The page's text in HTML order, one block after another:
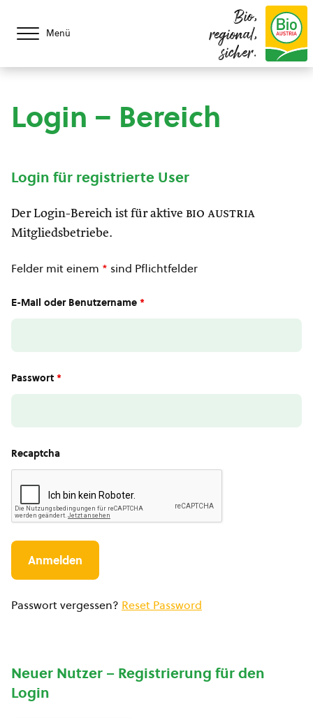
Menü
Bio,
regional,
sicher.
Login – Bereich
Login für registrierte User
Der Login-Bereich ist für aktive bio austria
Mitgliedsbetriebe.
Felder mit einem * sind Pflichtfelder
E-Mail oder Benutzername *
Passwort *
Recaptcha
Passwort vergessen? Reset Password
Neuer Nutzer – Registrierung für den
Login